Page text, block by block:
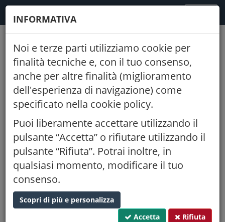
INFORMATIVA
Noi e terze parti utilizziamo cookie per
finalità tecniche e, con il tuo consenso,
anche per altre finalità (miglioramento
dell'esperienza di navigazione) come
specificato nella cookie policy.
Puoi liberamente accettare utilizzando il
pulsante “Accetta” o rifiutare utilizzando il
pulsante “Rifiuta”. Potrai inoltre, in
qualsiasi momento, modificare il tuo
consenso.
Scopri di più e personalizza
Accetta
Rifiuta
Indietro
GIORNATE INTERNAZIONALI DI
STUDIO SUL PAESAGGIO 2023:
DALLA PARTE DEL FUOCO - I^
GIORNATA
23/02/2023
Palazzo Bomben - Via Cornarotta 7 Treviso (TV)
Posti tot.:
40
Proponente: Ordine di Treviso
CFP:
0,750 Tipo: caratterizzante